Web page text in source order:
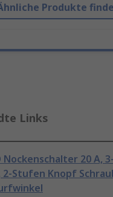
Produkte
Links
Nockenschalter 20 A, 3-
2-Stufen Knopf